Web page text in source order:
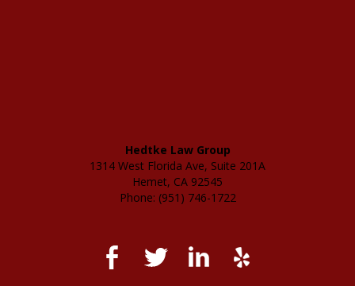
Hedtke Law Group
1314 West Florida Ave, Suite 201A
Hemet, CA 92545
Phone: (951) 746-1722